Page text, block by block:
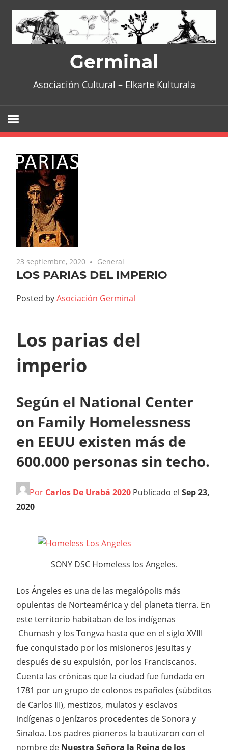
content
Germinal
Asociación Cultural – Elkarte Kulturala
23 septiembre, 2020 General
LOS PARIAS DEL IMPERIO
Posted byAsociación Germinal
Los parias del
imperio
Según el National Center
on Family Homelessness
en EEUU existen más de
600.000 personas sin techo.
Por Carlos De Urabá 2020 Publicado el Sep 23,
2020
SONY DSC Homeless los Angeles.
Los Ángeles es una de las megalópolis más
opulentas de Norteamérica y del planeta tierra. En
este territorio habitaban de los indígenas
Chumash y los Tongva hasta que en el siglo XVIII
fue conquistado por los misioneros jesuitas y
después de su expulsión, por los Franciscanos.
Cuenta las crónicas que la ciudad fue fundada en
1781 por un grupo de colonos españoles (súbditos
de Carlos III), mestizos, mulatos y esclavos
indígenas o jenízaros procedentes de Sonora y
Sinaloa. Los padres pioneros la bautizaron con el
nombre de Nuestra Señora la Reina de los